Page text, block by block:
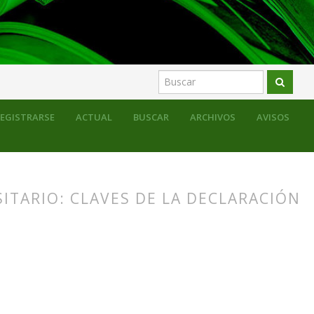
ACTUAL BUSCAR ARCHIVOS AVISOS
CLAVES DE LA DECLARACIÓN